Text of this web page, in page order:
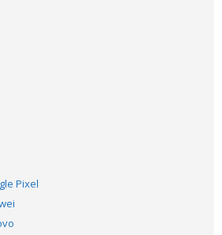
Pixel